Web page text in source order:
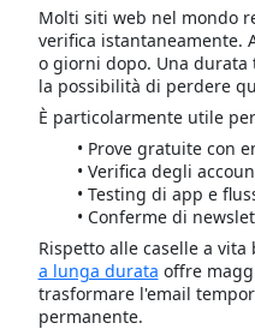
Molti siti web nel mondo
verifica istantaneamente.
o giorni dopo. Una
la possibilità di perdere
È particolarmente utile
Prove gratuite con
Verifica degli
Testing di app e
Conferme di
Rispetto alle caselle a vita
a lunga durata offre
trasformare l'email
permanente.